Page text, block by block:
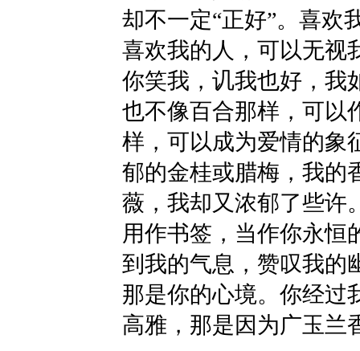
却不一定“正好”。喜欢
喜欢我的人，可以无视
你笑我，讥我也好，我
也不像百合那样，可以
样，可以成为爱情的象
郁的金桂或腊梅，我的
薇，我却又浓郁了些许
用作书签，当作你永恒
到我的气息，赞叹我的
那是你的心境。你经过
高雅，那是因为广玉兰